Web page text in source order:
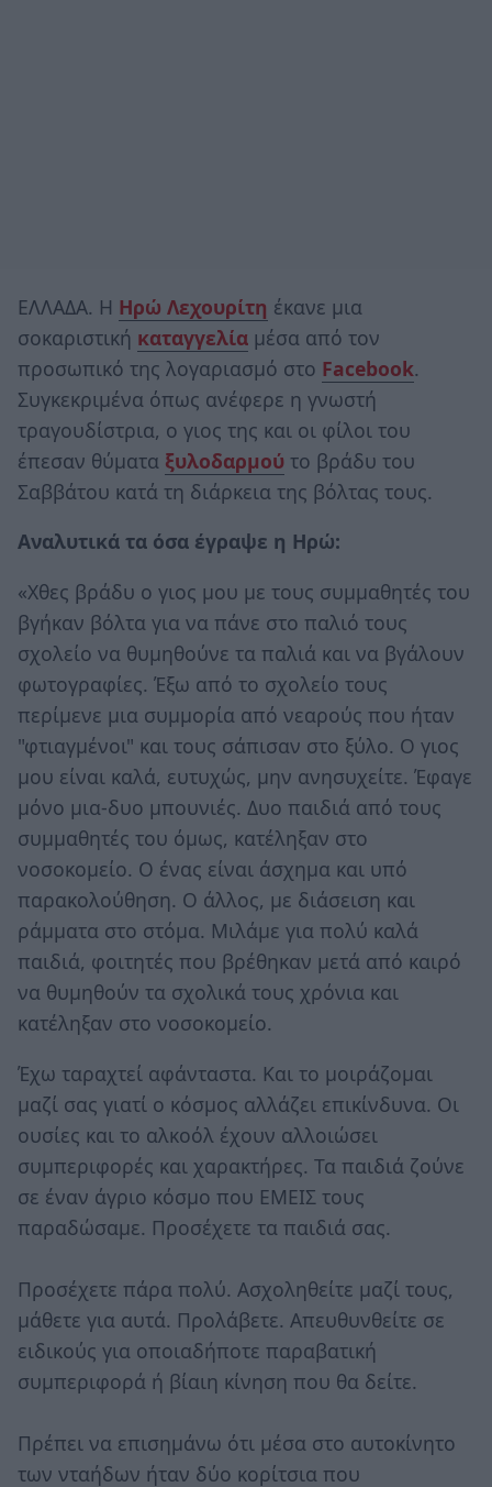
ΕΛΛΑΔΑ. Η Ηρώ Λεχουρίτη έκανε μια
σοκαριστική καταγγελία μέσα από τον
προσωπικό της λογαριασμό στο Facebook.
Συγκεκριμένα όπως ανέφερε η γνωστή
τραγουδίστρια, ο γιος της και οι φίλοι του
έπεσαν θύματα ξυλοδαρμού το βράδυ του
Σαββάτου κατά τη διάρκεια της βόλτας τους.
Αναλυτικά τα όσα έγραψε η Ηρώ:
«Χθες βράδυ ο γιος μου με τους συμμαθητές του
βγήκαν βόλτα για να πάνε στο παλιό τους
σχολείο να θυμηθούνε τα παλιά και να βγάλουν
φωτογραφίες. Έξω από το σχολείο τους
περίμενε μια συμμορία από νεαρούς που ήταν
"φτιαγμένοι" και τους σάπισαν στο ξύλο. Ο γιος
μου είναι καλά, ευτυχώς, μην ανησυχείτε. Έφαγε
μόνο μια-δυο μπουνιές. Δυο παιδιά από τους
συμμαθητές του όμως, κατέληξαν στο
νοσοκομείο. Ο ένας είναι άσχημα και υπό
παρακολούθηση. Ο άλλος, με διάσειση και
ράμματα στο στόμα. Μιλάμε για πολύ καλά
παιδιά, φοιτητές που βρέθηκαν μετά από καιρό
να θυμηθούν τα σχολικά τους χρόνια και
κατέληξαν στο νοσοκομείο.
Έχω ταραχτεί αφάνταστα. Και το μοιράζομαι
μαζί σας γιατί ο κόσμος αλλάζει επικίνδυνα. Οι
ουσίες και το αλκοόλ έχουν αλλοιώσει
συμπεριφορές και χαρακτήρες. Τα παιδιά ζούνε
σε έναν άγριο κόσμο που ΕΜΕΙΣ τους
παραδώσαμε. Προσέχετε τα παιδιά σας.
Προσέχετε πάρα πολύ. Ασχοληθείτε μαζί τους,
μάθετε για αυτά. Προλάβετε. Απευθυνθείτε σε
ειδικούς για οποιαδήποτε παραβατική
συμπεριφορά ή βίαιη κίνηση που θα δείτε.
Πρέπει να επισημάνω ότι μέσα στο αυτοκίνητο
των νταήδων ήταν δύο κορίτσια που